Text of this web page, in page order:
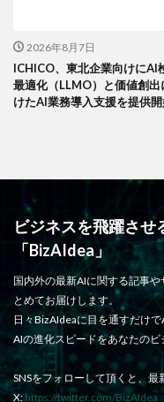
2026年8月7日
ICHICO、東北企業向けにAI
最適化（LLMO）と価値創出
けたAI業務導入支援を提供
ビジネスを飛躍さ
「BizAIdea」
国内外の最新AIに関する記事
とめてお届けします。
日々BizAIdeaに目を通すだけ
AIの進化スピードをあなたのビ
SNSをフォローして頂くと、最
X: https://twitter.com/BizAIdea